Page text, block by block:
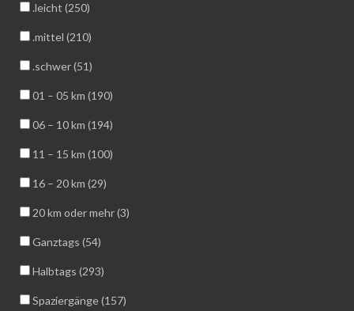
.leicht (250)
.mittel (210)
.schwer (51)
01 – 05 km (190)
06 – 10 km (194)
11 – 15 km (100)
16 – 20 km (29)
20 km oder mehr (3)
Ganztags (54)
Halbtags (293)
Spaziergänge (157)